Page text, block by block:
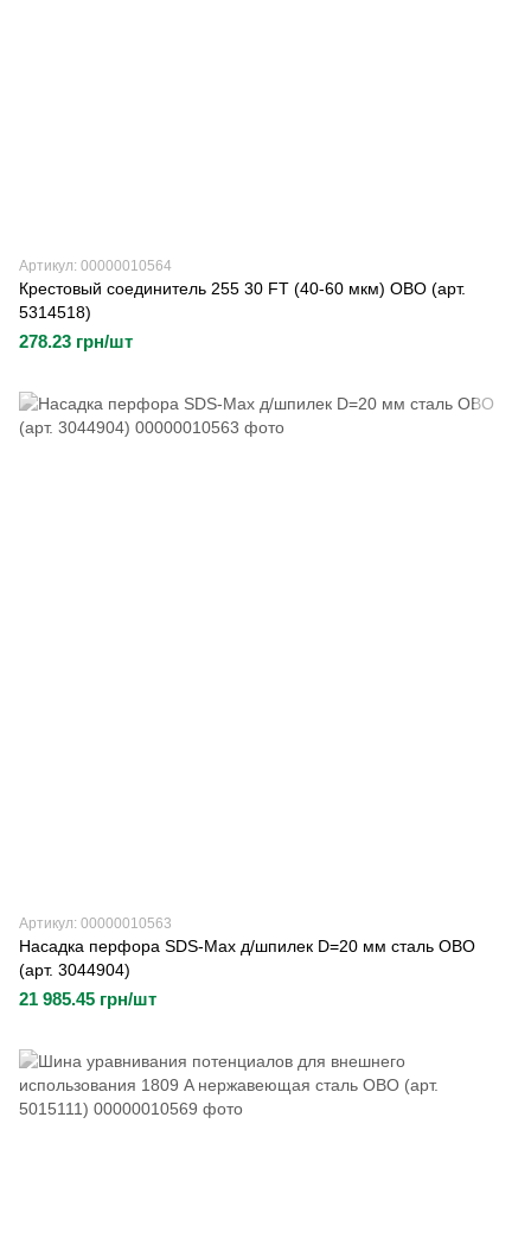
Артикул: 00000010564
Крестовый соединитель 255 30 FT (40-60 мкм) OBO (арт.
5314518)
278.23 грн/шт
Артикул: 00000010563
Насадка перфора SDS-Max д/шпилек D=20 мм сталь OBO
(арт. 3044904)
21 985.45 грн/шт